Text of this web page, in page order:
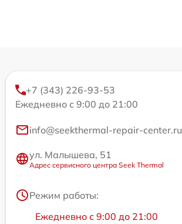
+7 (343) 226-93-53
Ежедневно с 9:00 до 21:00
info@seekthermal-repair-center.ru
ул. Малышева, 51
Адрес сервисного центра Seek Thermal
Режим работы:
Ежедневно с 9:00 до 21:00